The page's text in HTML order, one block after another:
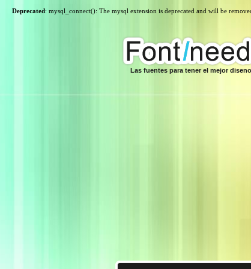
Deprecated: mysql_connect(): The mysql extension is deprecated and will be
Las fuentes para tener el mejor diseno